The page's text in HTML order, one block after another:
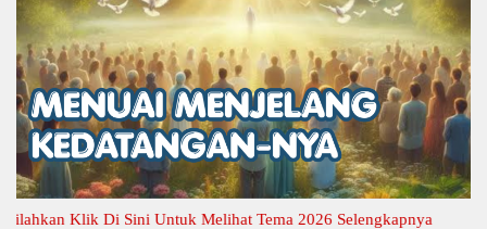
Klik Di Sini Untuk Melihat Tema 2026 Selengkapnya